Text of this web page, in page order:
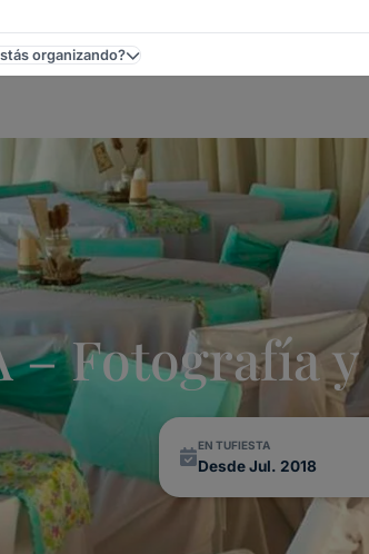
Uruguay
organizando?
– Fotografía
EN TUFIESTA
Desde Jul. 2018